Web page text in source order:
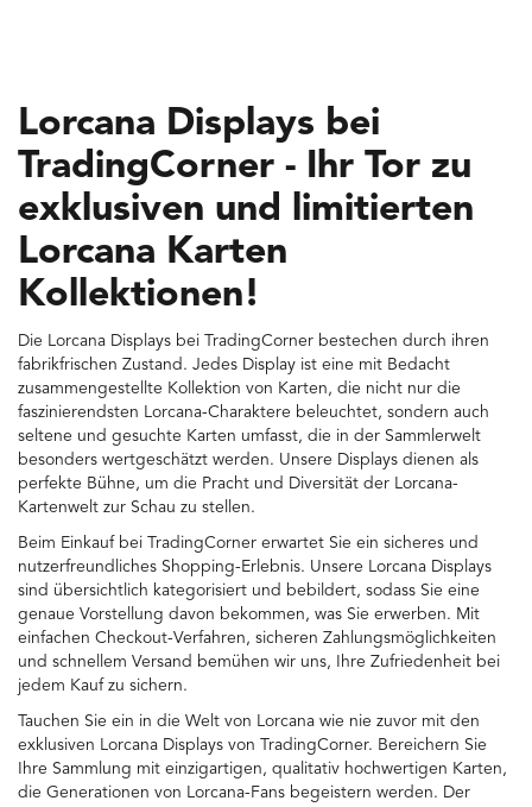
Lorcana Displays bei
TradingCorner - Ihr Tor zu
exklusiven und limitierten
Lorcana Karten
Kollektionen!
Die Lorcana Displays bei TradingCorner bestechen durch ihren
fabrikfrischen Zustand. Jedes Display ist eine mit Bedacht
zusammengestellte Kollektion von Karten, die nicht nur die
faszinierendsten Lorcana-Charaktere beleuchtet, sondern auch
seltene und gesuchte Karten umfasst, die in der Sammlerwelt
besonders wertgeschätzt werden. Unsere Displays dienen als
perfekte Bühne, um die Pracht und Diversität der Lorcana-
Kartenwelt zur Schau zu stellen.
Beim Einkauf bei TradingCorner erwartet Sie ein sicheres und
nutzerfreundliches Shopping-Erlebnis. Unsere Lorcana Displays
sind übersichtlich kategorisiert und bebildert, sodass Sie eine
genaue Vorstellung davon bekommen, was Sie erwerben. Mit
einfachen Checkout-Verfahren, sicheren Zahlungsmöglichkeiten
und schnellem Versand bemühen wir uns, Ihre Zufriedenheit bei
jedem Kauf zu sichern.
Tauchen Sie ein in die Welt von Lorcana wie nie zuvor mit den
exklusiven Lorcana Displays von TradingCorner. Bereichern Sie
Ihre Sammlung mit einzigartigen, qualitativ hochwertigen Karten,
die Generationen von Lorcana-Fans begeistern werden. Der